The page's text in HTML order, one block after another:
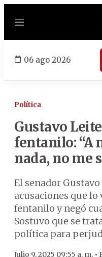
Menú
06 ago 2026
Política
Gustavo
fentanilo: “A
nada, no me
El senador
acusaciones que lo
fentanilo y negó
Sostuvo que se
política para
Julio 9, 2025 09:55 a. m. •